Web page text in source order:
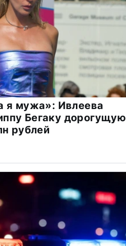
я мужа»: Ивлеева
Бегаку дорогущую
рублей